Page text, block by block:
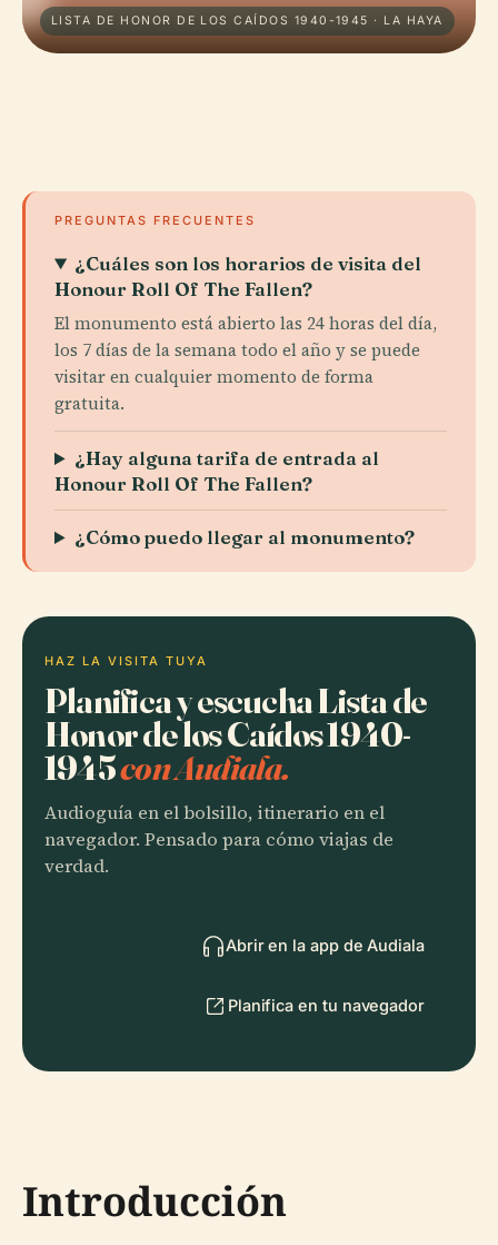
LISTA DE HONOR DE LOS CAÍDOS 1940-1945 · LA HAYA
PREGUNTAS FRECUENTES
¿Cuáles son los horarios de visita del
Honour Roll Of The Fallen?
El monumento está abierto las 24 horas del día,
los 7 días de la semana todo el año y se puede
visitar en cualquier momento de forma
gratuita.
¿Hay alguna tarifa de entrada al
Honour Roll Of The Fallen?
¿Cómo puedo llegar al monumento?
HAZ LA VISITA TUYA
Planifica y escucha Lista de
Honor de los Caídos 1940-
1945con Audiala.
Audioguía en el bolsillo, itinerario en el
navegador. Pensado para cómo viajas de
verdad.
Abrir en la app de Audiala
Planifica en tu navegador
Introducción